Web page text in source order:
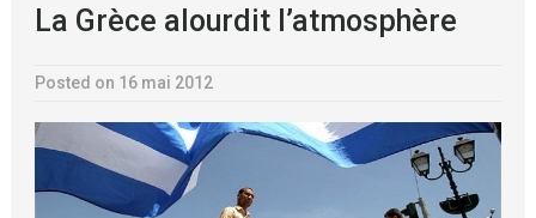
La Grèce alourdit l’atmosphère
Posted on 16 mai 2012